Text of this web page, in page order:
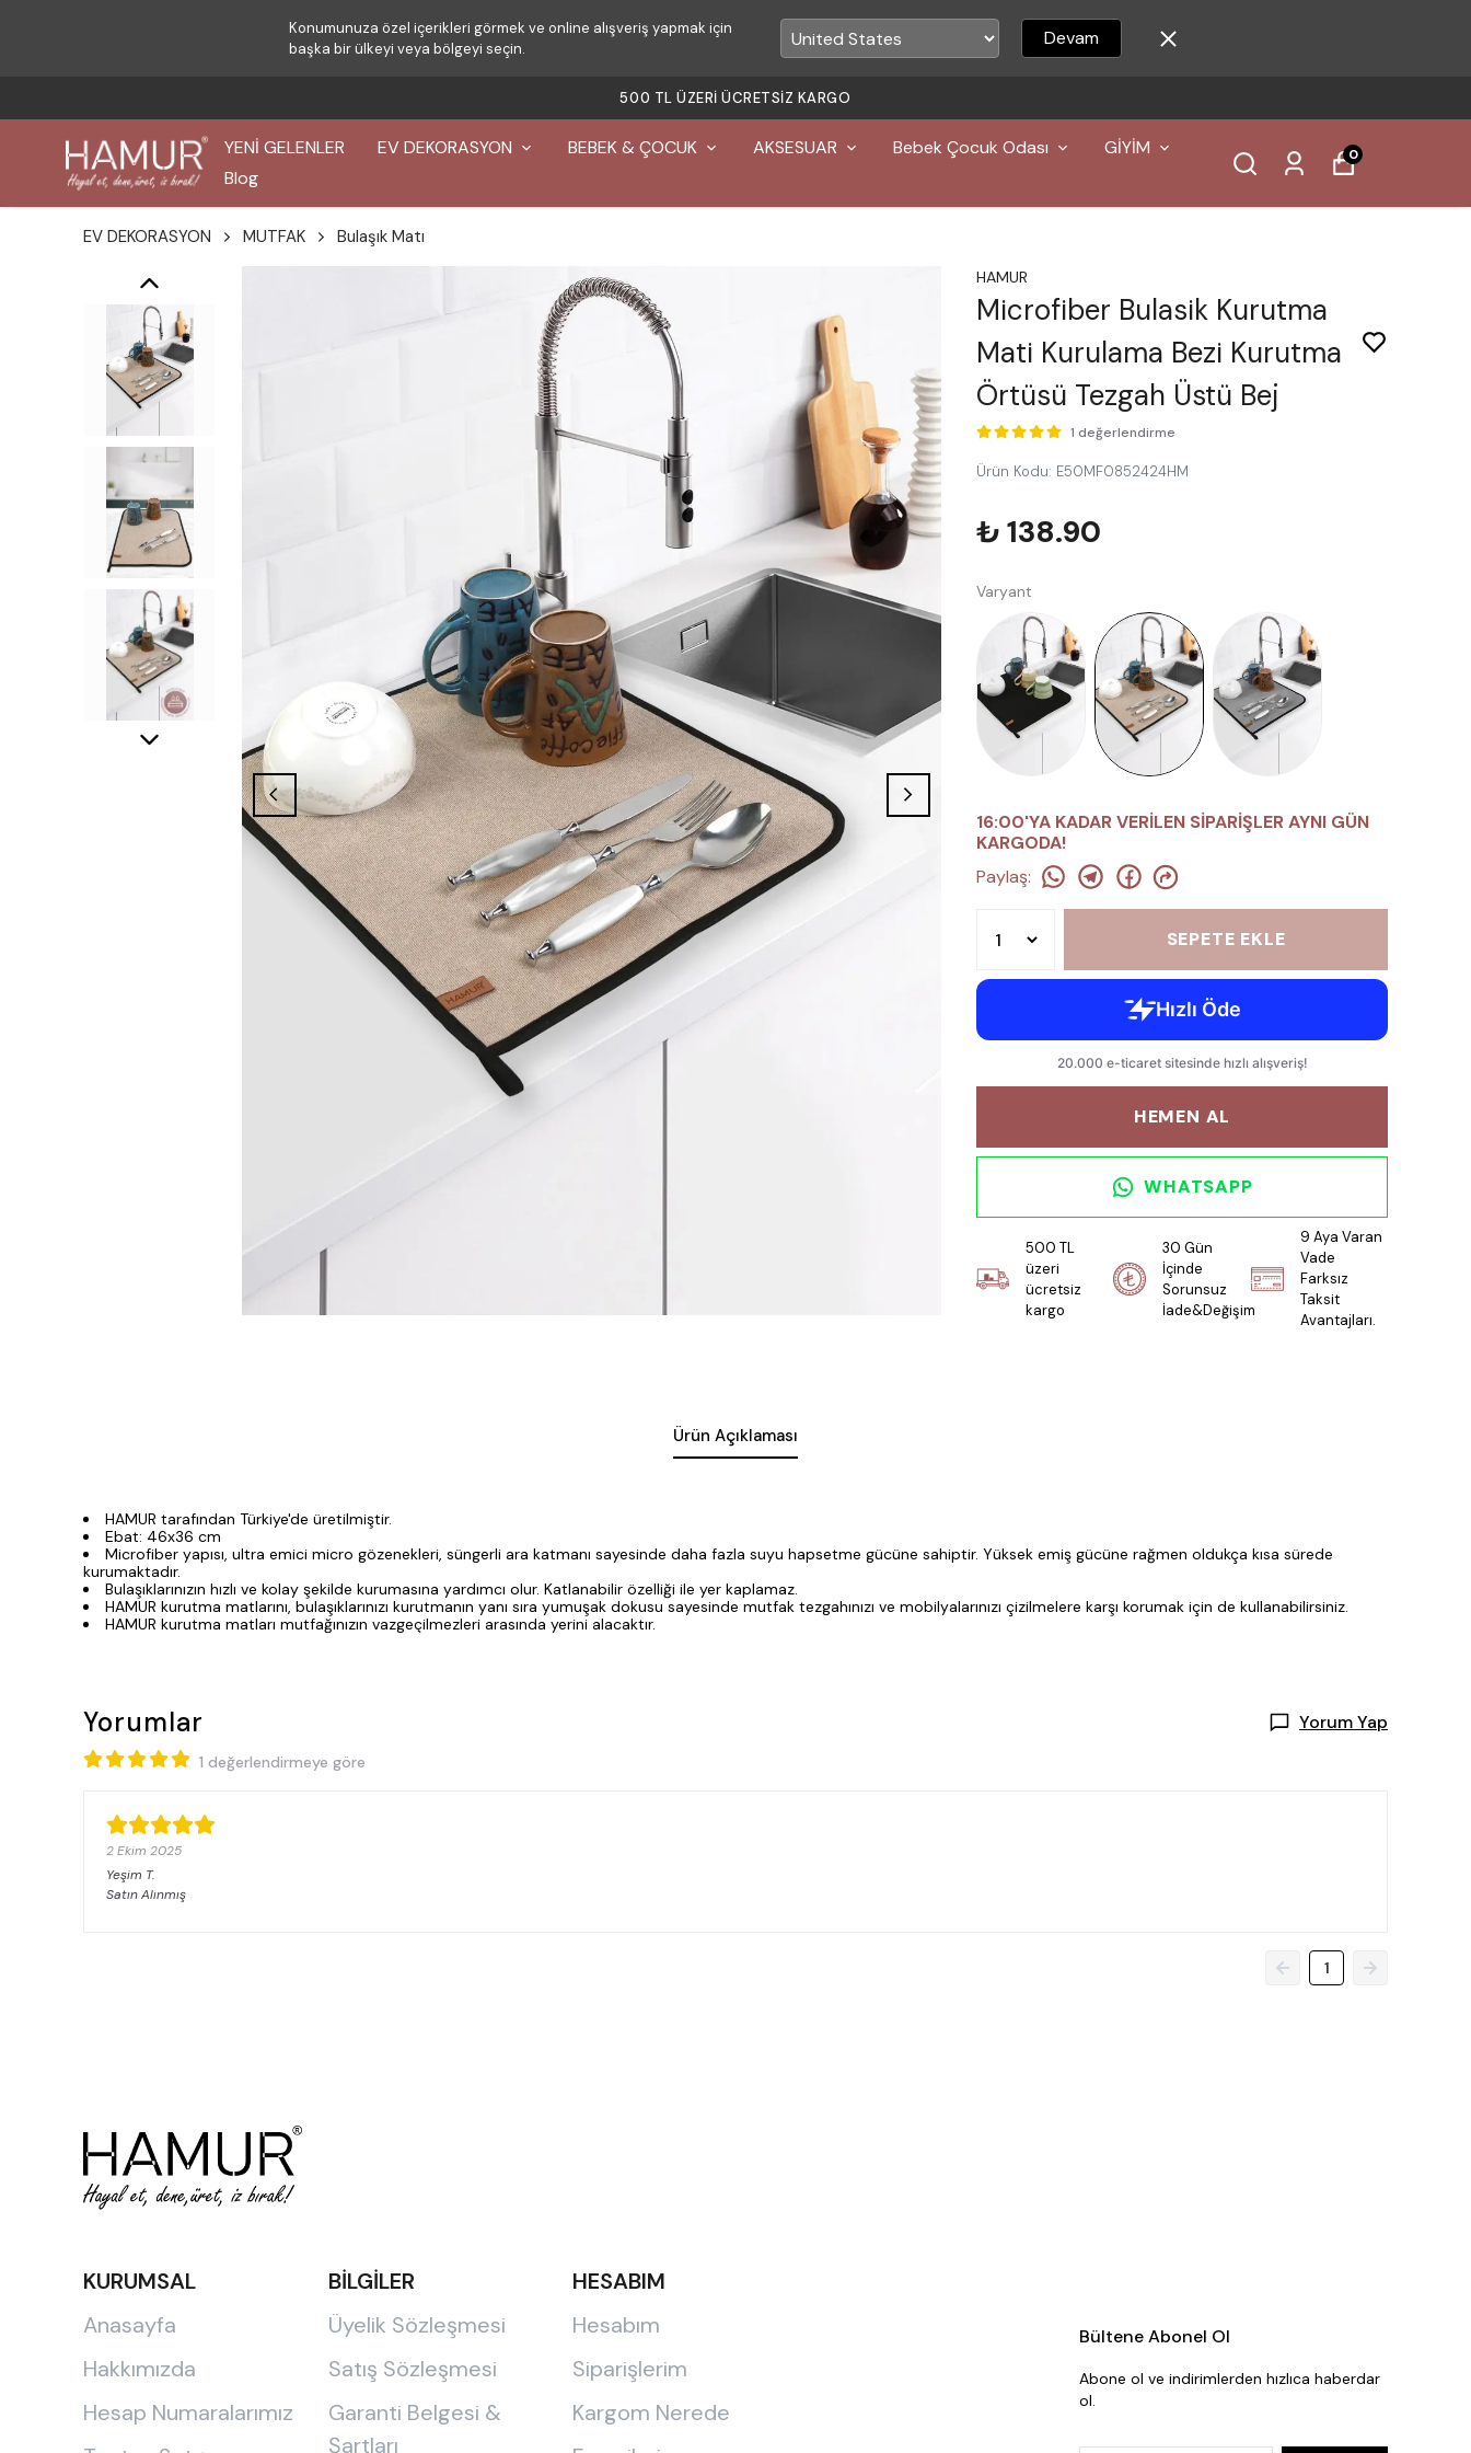
Konumunuza özel içerikleri görmek ve online alışveriş yapmak için
başka bir ülkeyi veya bölgeyi seçin.
Devam
500 TL ÜZERI ÜCRETSIZ KARGO
YENİ GELENLER EV DEKORASYON BEBEK & ÇOCUK AKSESUAR Bebek Çocuk Odası
GİYİM
Blog
0
EV DEKORASYON MUTFAK Bulaşık Matı
HAMUR
Microfiber Bulasik Kurutma
Mati Kurulama Bezi Kurutma
Örtüsü Tezgah Üstü Bej
1 değerlendirme
Ürün Kodu: E50MF0852424HM
₺ 138.90
Varyant
16:00'YA KADAR VERİLEN SİPARİŞLER AYNI GÜN
KARGODA!
Paylaş:
SEPETE EKLE
HEMEN AL
WHATSAPP
500 TL
üzeri
ücretsiz
kargo
30 Gün
İçinde
Sorunsuz
İade&Değişim
9 Aya Varan
Vade
Farksız
Taksit
Avantajları.
Ürün Açıklaması
HAMUR tarafından Türkiye'de üretilmiştir.
Ebat: 46x36 cm
Microfiber yapısı, ultra emici micro gözenekleri, süngerli ara katmanı sayesinde daha fazla suyu hapsetme gücüne sahiptir. Yüksek emiş gücüne rağmen oldukça kısa sürede
kurumaktadır.
Bulaşıklarınızın hızlı ve kolay şekilde kurumasına yardımcı olur. Katlanabilir özelliği ile yer kaplamaz.
HAMUR kurutma matlarını, bulaşıklarınızı kurutmanın yanı sıra yumuşak dokusu sayesinde mutfak tezgahınızı ve mobilyalarınızı çizilmelere karşı korumak için de kullanabilirsiniz.
HAMUR kurutma matları mutfağınızın vazgeçilmezleri arasında yerini alacaktır.
Yorumlar Yorum Yap
1 değerlendirmeye göre
2 Ekim 2025
Yeşim T.
Satın Alınmış
1
KURUMSAL
Anasayfa
Hakkımızda
Hesap Numaralarımız
BİLGİLER
Üyelik Sözleşmesi
Satış Sözleşmesi
Garanti Belgesi &
Şartları
HESABIM
Hesabım
Siparişlerim
Kargom Nerede
Bültene Abonel Ol
Abone ol ve indirimlerden hızlıca haberdar
ol.